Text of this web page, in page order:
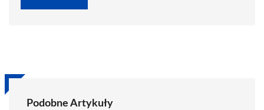
Podobne Artykuły